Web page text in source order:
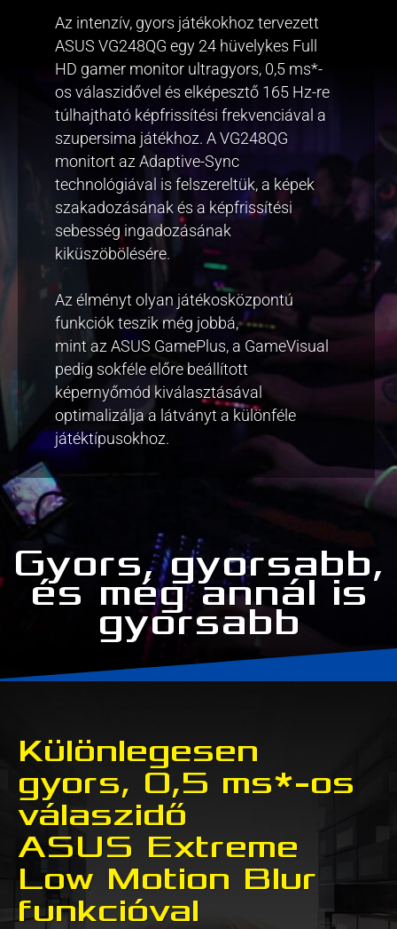
Az intenzív, gyors játékokhoz tervezett
ASUS VG248QG egy 24 hüvelykes Full
HD gamer monitor ultragyors, 0,5 ms*-
os válaszidővel és elképesztő 165 Hz-re
túlhajtható képfrissítési frekvenciával a
szupersima játékhoz. A VG248QG
monitort az Adaptive-Sync
technológiával is felszereltük, a képek
szakadozásának és a képfrissítési
sebesség ingadozásának
kiküszöbölésére.
Az élményt olyan játékosközpontú
funkciók teszik még jobbá,
mint az ASUS GamePlus, a GameVisual
pedig sokféle előre beállított
képernyőmód kiválasztásával
optimalizálja a látványt a különféle
játéktípusokhoz.
Gyors, gyorsabb,
és még annál is
gyorsabb
Különlegesen
gyors, 0,5 ms*-os
válaszidő
ASUS Extreme
Low Motion Blur
funkcióval